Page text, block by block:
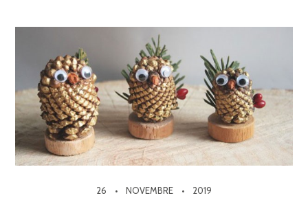
26 NOVEMBRE 2019